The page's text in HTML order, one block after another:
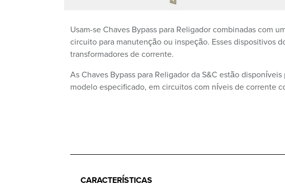
Usam-se Chaves Bypass para Religador combinadas com
circuito para manutenção ou inspeção. Esses dispositivos
transformadores de corrente.
As Chaves Bypass para Religador da S&C estão
modelo especificado, em circuitos com níveis de corrente
CARACTERÍSTICAS